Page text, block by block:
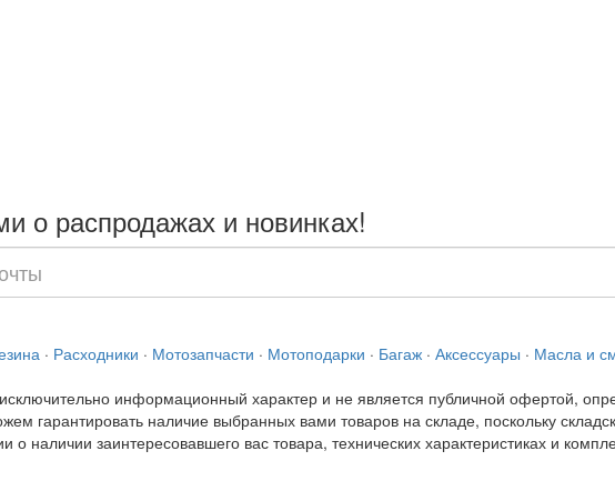
о распродажах и новинках!
· Расходники · Мотозапчасти · Мотоподарки · Багаж · Аксессуары · Масла и
информационный характер и не является публичной офертой,
гарантировать наличие выбранных вами товаров на складе, поскольку
о наличии заинтересовавшего вас товара, технических характеристиках и